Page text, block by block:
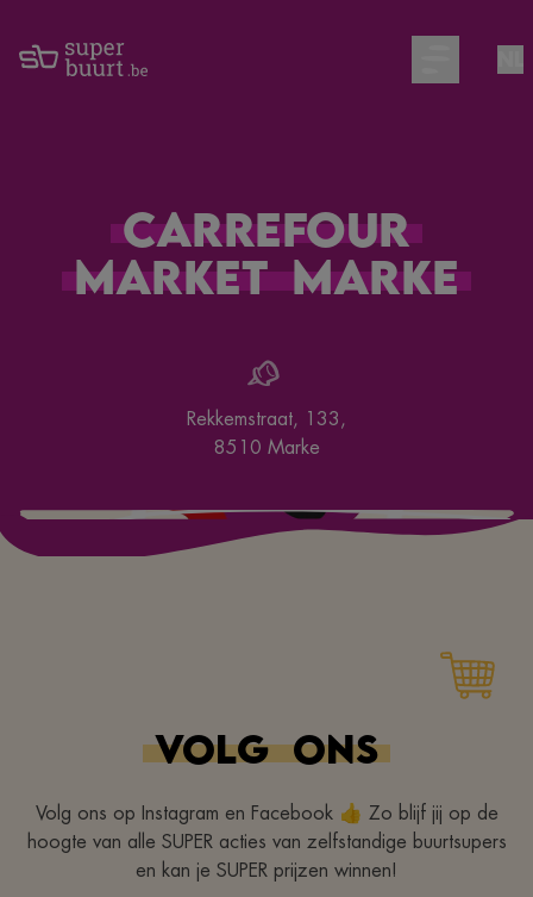
Open main
Carrefour
Market Marke
Rekkemstraat, 133,
8510 Marke
VOLG ONS
Volg ons op Instagram en Facebook 👍 Zo blijf jij op de
hoogte van alle SUPER acties van zelfstandige buurtsupers
en kan je SUPER prijzen winnen!